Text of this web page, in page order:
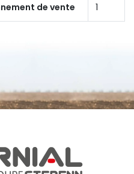
de vente 1